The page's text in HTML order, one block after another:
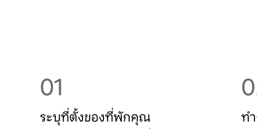
01
ระบุที่ตั้งของที่พักคุณ ท